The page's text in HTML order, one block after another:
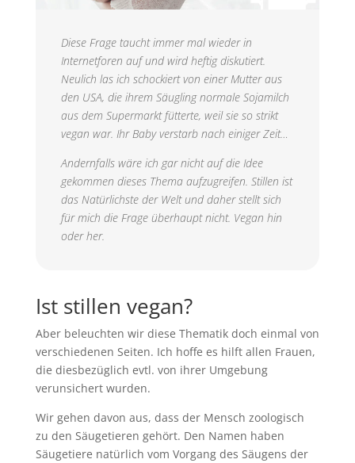
Diese Frage taucht immer mal wieder in
Internetforen auf und wird heftig diskutiert.
Neulich las ich schockiert von einer Mutter aus
den USA, die ihrem Säugling normale Sojamilch
aus dem Supermarkt fütterte, weil sie so strikt
vegan war. Ihr Baby verstarb nach einiger Zeit…
Andernfalls wäre ich gar nicht auf die Idee
gekommen dieses Thema aufzugreifen. Stillen ist
das Natürlichste der Welt und daher stellt sich
für mich die Frage überhaupt nicht. Vegan hin
oder her.
Ist stillen vegan?
Aber beleuchten wir diese Thematik doch einmal von
verschiedenen Seiten. Ich hoffe es hilft allen Frauen,
die diesbezüglich evtl. von ihrer Umgebung
verunsichert wurden.
Wir gehen davon aus, dass der Mensch zoologisch
zu den Säugetieren gehört. Den Namen haben
Säugetiere natürlich vom Vorgang des Säugens der